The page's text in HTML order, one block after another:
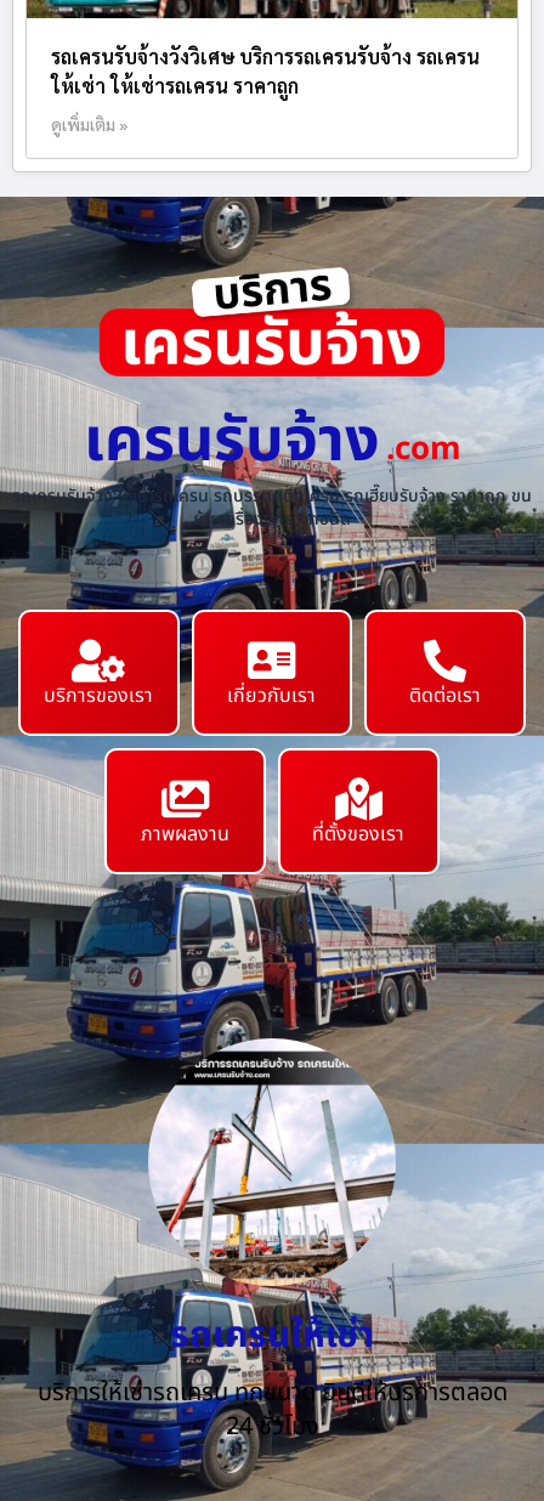
รถเครนรับจ้างวังวิเศษ บริการรถเครนรับจ้าง รถเครน
ให้เช่า ให้เช่ารถเครน ราคาถูก
ดูเพิ่มเติม »
เครนรับจ้าง.com
รถเครนรับจ้าง ให้เช่ารถเครน รถบรรทุกติดเครน รถเฮี๊ยบรับจ้าง ราคาถูก ขน
ย้ายเครื่องจักร ทุกชนิด
บริการของเรา เกี่ยวกับเรา ติดต่อเรา
ภาพผลงาน ที่ตั้งของเรา
รถเครนให้เช่า
บริการให้เช่ารถเครน ทุกขนาด ยินดีให้บริการตลอด
24 ชั่วโมง